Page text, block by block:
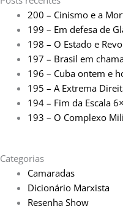
200 – Cinismo e a
199 – Em defesa de
198 – O Estado e
197 – Brasil em
196 – Cuba ontem e
195 – A Extrema
194 – Fim da Escala
193 – O Complexo
Categorias
Camaradas
Dicionário Marxista
Resenha Show